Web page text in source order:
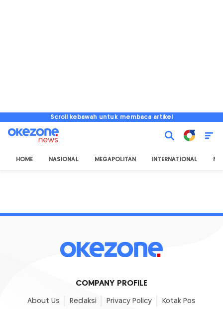
Scroll kebawah untuk membaca artikel
HOME NASIONAL MEGAPOLITAN INTERNATIONAL
COMPANY PROFILE
About Us Redaksi Privacy Policy Kotak Pos